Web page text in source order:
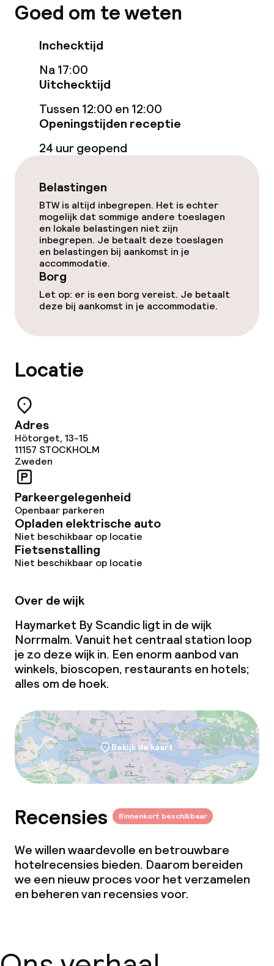
Overal rookvrij
Goed om te weten
Inchecktijd
Na 17:00
Uitchecktijd
Tussen 12:00 en 12:00
Openingstijden receptie
24 uur geopend
Belastingen
BTW is altijd inbegrepen. Het is echter
mogelijk dat sommige andere toeslagen
en lokale belastingen niet zijn
inbegrepen. Je betaalt deze toeslagen
en belastingen bij aankomst in je
accommodatie.
Borg
Let op: er is een borg vereist. Je betaalt
deze bij aankomst in je accommodatie.
Locatie
Adres
Hötorget, 13-15
11157 STOCKHOLM
Zweden
Parkeergelegenheid
Openbaar parkeren
Opladen elektrische auto
Niet beschikbaar op locatie
Fietsenstalling
Niet beschikbaar op locatie
Over de wijk
Haymarket By Scandic ligt in de wijk
Norrmalm. Vanuit het centraal station loop
je zo deze wijk in. Een enorm aanbod van
winkels, bioscopen, restaurants en hotels;
alles om de hoek.
Bekijk de kaart
Recensies Binnenkort beschikbaar
We willen waardevolle en betrouwbare
hotelrecensies bieden. Daarom bereiden
we een nieuw proces voor het verzamelen
en beheren van recensies voor.